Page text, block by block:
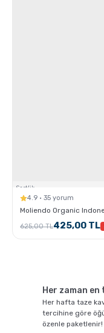
Sertlik:
4.9 · 35 yorum
Moliendo Organic
625,00 TL425,00 TL
Her zaman en
Her hafta taze
tercihine göre
özenle paketlenir!